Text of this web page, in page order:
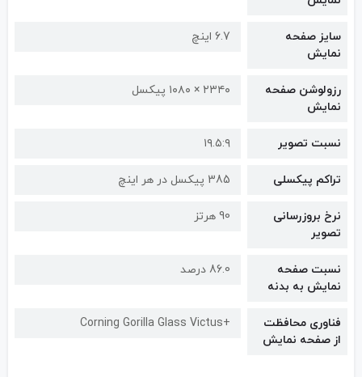
سایز صفحه
نمایش
6.7 اینچ
رزولوشن صفحه
نمایش
۲۳۴۰ × ۱۰۸۰ پیکسل
نسبت تصویر ۱۹.۵:۹
تراکم پیکسلی 385 پیکسل در هر اینچ
نرخ بروزرسانی
تصویر
90 هرتز
نسبت صفحه
نمایش به بدنه
86.0 درصد
فناوری محافظت
از صفحه نمایش
+Corning Gorilla Glass Victus